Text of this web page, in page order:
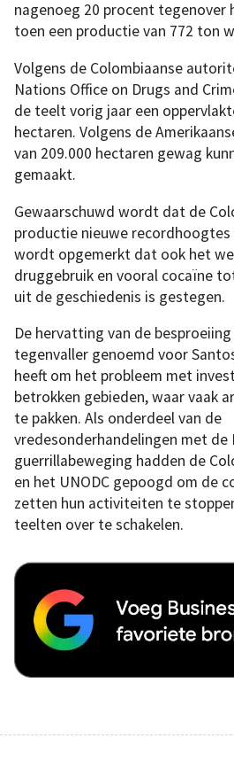
nagenoeg 20 procent tegenover
toen een productie van 772 ton
Volgens de Colombiaanse
Nations Office on Drugs and
de teelt vorig jaar een
hectaren. Volgens de
van 209.000 hectaren gewag
gemaakt.
Gewaarschuwd wordt dat de
productie nieuwe recordhoogtes
wordt opgemerkt dat ook het
druggebruik en vooral cocaïne
uit de geschiedenis is gestegen.
De hervatting van de
tegenvaller genoemd voor
heeft om het probleem met
betrokken gebieden, waar vaak
te pakken. Als onderdeel van de
vredesonderhandelingen met de
guerrillabeweging hadden de
en het UNODC gepoogd om de
zetten hun activiteiten te
teelten over te schakelen.